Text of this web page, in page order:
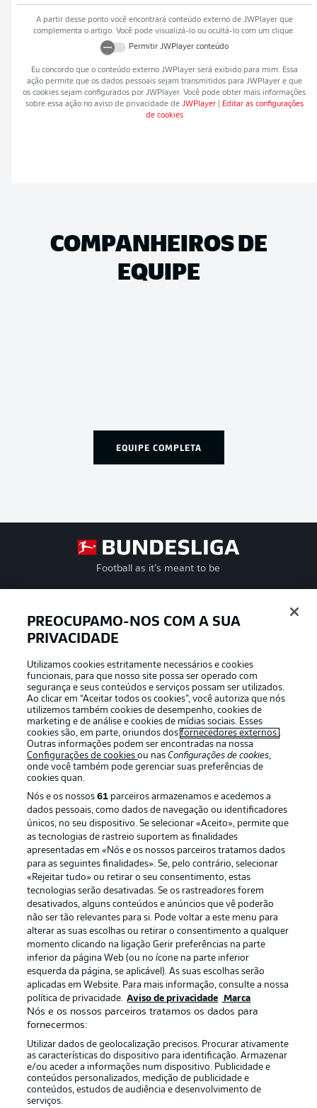
A partir desse ponto você encontrará conteúdo externo de JWPlayerque
complementa o artigo. Você pode visualizá-lo ou ocultá-lo com um clique.
Permitir JWPlayerconteúdo
Eu concordo que o conteúdo externo JWPlayerserá exibido para mim. Essa
ação permite que os dados pessoais sejam transmitidos para JWPlayere que
os cookies sejam configurados por JWPlayer. Você pode obter mais informações
sobre essa ação no aviso de privacidade de JWPlayer
Editar as configurações
de cookies
COMPANHEIROS DE
EQUIPE
EQUIPE COMPLETA
Football as it’s meant to be
APLICATIVO DA BUNDESLIGA
Oferecido por
Publicidade Avisos legais
Gerir preferências Aviso de privacidade
Emissoras
Trabalhe conosco Marca
Contato Jogadores
PREOCUPAMO-NOS COM A SUA
PRIVACIDADE
Utilizamos cookies estritamente necessários e cookies
funcionais, para que nosso site possa ser operado com
segurança e seus conteúdos e serviços possam ser utilizados.
Ao clicar em “Aceitar todos os cookies”, você autoriza que nós
utilizemos também cookies de desempenho, cookies de
marketing e de análise e cookies de mídias sociais. Esses
cookies são, em parte, oriundos dosfornecedores externos .
Outras informações podem ser encontradas na nossa
Configurações de cookiesou nasConfigurações de cookies,
onde você também pode gerenciar suas preferências de
cookies quan.
Nós e os nossos61 parceiros armazenamos e acedemos a
dados pessoais, como dados de navegação ou identificadores
únicos, no seu dispositivo. Se selecionar «Aceito», permite que
as tecnologias de rastreio suportem as finalidades
apresentadas em «Nós e os nossos parceiros tratamos dados
para as seguintes finalidades». Se, pelo contrário, selecionar
«Rejeitar tudo» ou retirar o seu consentimento, estas
tecnologias serão desativadas. Se os rastreadores forem
desativados, alguns conteúdos e anúncios que vê poderão
não ser tão relevantes para si. Pode voltar a este menu para
alterar as suas escolhas ou retirar o consentimento a qualquer
momento clicando na ligação Gerir preferências na parte
inferior da página Web (ou no ícone na parte inferior
esquerda da página, se aplicável). As suas escolhas serão
aplicadas em Website. Para mais informação, consulte a nossa
política de privacidade. Aviso de privacidade Marca
Nós e os nossos parceiros tratamos os dados para
fornecermos:
Utilizar dados de geolocalização precisos. Procurar ativamente
as características do dispositivo para identificação. Armazenar
e/ou aceder a informações num dispositivo. Publicidade e
conteúdos personalizados, medição de publicidade e
conteúdos, estudos de audiência e desenvolvimento de
serviços.